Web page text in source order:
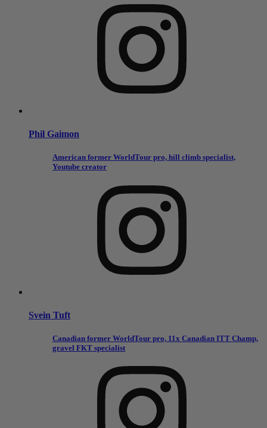
Phil Gaimon
American former WorldTour pro, hill climb specialist,
Youtube creator
Svein Tuft
Canadian former WorldTour pro, 11x Canadian ITT Champ,
gravel FKT specialist